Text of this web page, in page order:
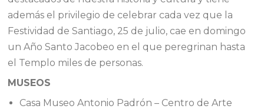
además el privilegio de celebrar cada vez que la
Festividad de Santiago, 25 de julio, cae en domingo
un Año Santo Jacobeo en el que peregrinan hasta
el Templo miles de personas.
MUSEOS
Casa Museo Antonio Padrón – Centro de Arte